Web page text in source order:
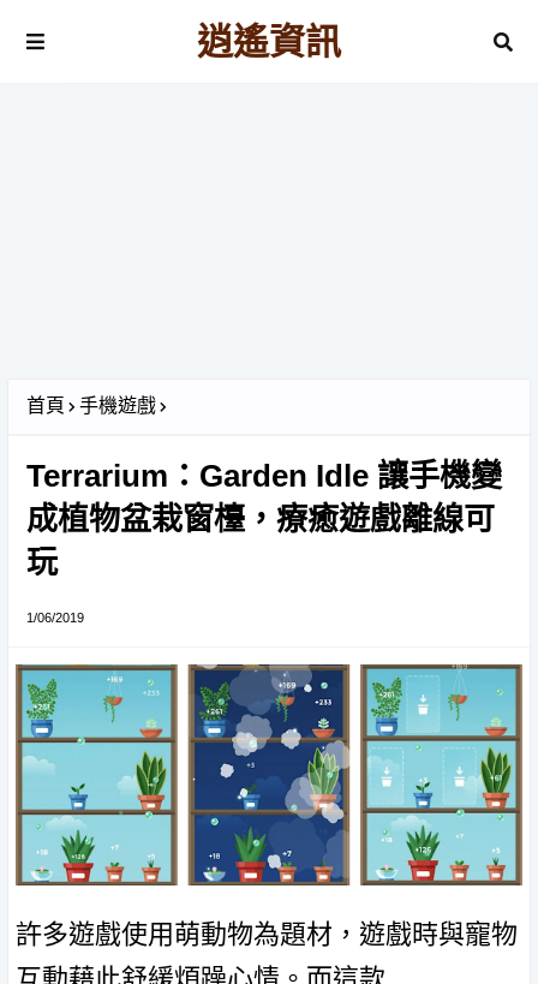
逍遙資訊
首頁 手機遊戲
Terrarium：Garden Idle 讓手機變
成植物盆栽窗檯，療癒遊戲離線可
玩
1/06/2019
許多遊戲使用萌動物為題材，遊戲時與寵物